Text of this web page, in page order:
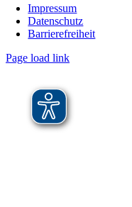
Impressum
Datenschutz
Barrierefreiheit
Page load link